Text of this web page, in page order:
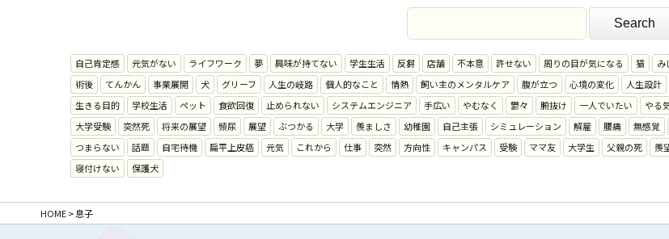
自己肯定感 元気がない ライフワーク 夢 興味が持てない 学生生活 反芻 店舗 不本意 許せない 周りの目が気になる 猫 み
術後
てんかん 事業展開 犬 グリーフ 人生の岐路 個人的なこと 情熱 飼い主のメンタルケア 腹が立つ 心境の変化 人生設計
生きる目的
学校生活 ペット 食欲回復 止められない システムエンジニア 手広い やむなく 鬱々 腑抜け 一人でいたい やる
大学受験
突然死 将来の展望 頻尿 展望 ぶつかる 大学 羨ましさ 幼稚園 自己主張 シミュレーション 解雇 腰痛 無感覚
つまらない
話題 自宅待機 扁平上皮癌 元気 これから 仕事 突然 方向性 キャンパス 受験 ママ友 大学生 父親の死 羨
寝付けない
保護犬
HOME>息子